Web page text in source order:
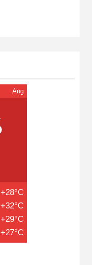
Aug
+28°C
+32°C
+29°C
+27°C